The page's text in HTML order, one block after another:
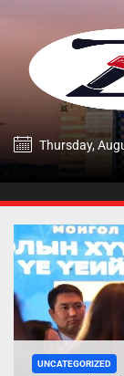
content
Thursday,
UNCATEGORIZED